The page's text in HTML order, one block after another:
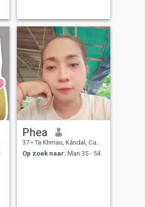
Phea
37 • Ta Khmau, Kândal, Cambodja
Op zoek naar: Man 35 - 54